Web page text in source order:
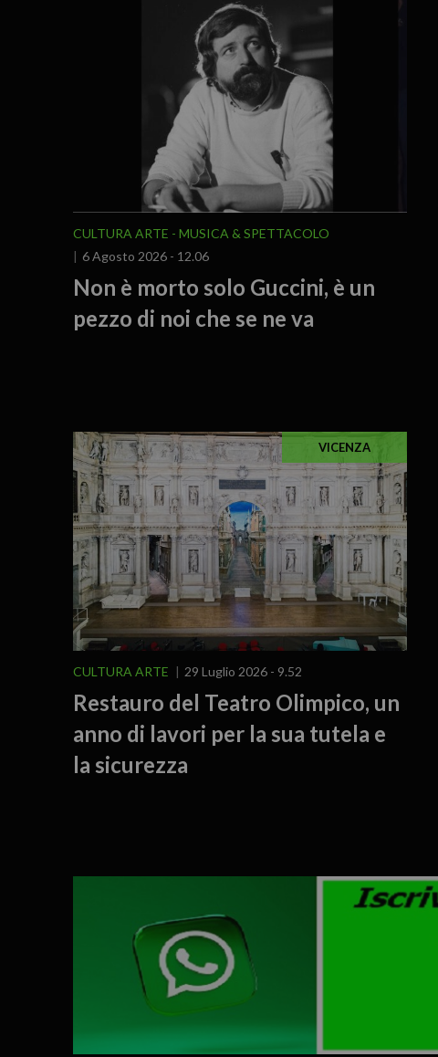
CULTURA ARTE
MUSICA & SPETTACOLO
6 Agosto 2026 - 12.06
Non è morto solo Guccini, è un
pezzo di noi che se ne va
VICENZA
CULTURA ARTE 29 Luglio 2026 - 9.52
Restauro del Teatro Olimpico, un
anno di lavori per la sua tutela e
la sicurezza